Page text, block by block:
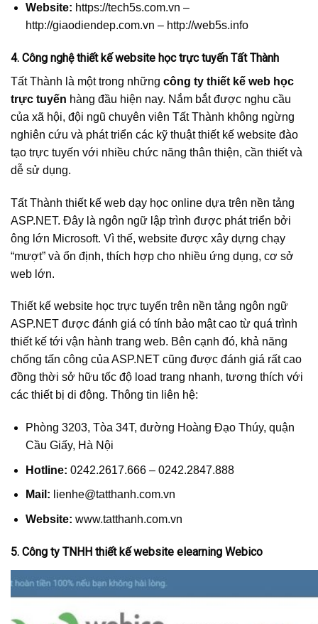
Website: https://tech5s.com.vn –
http://giaodiendep.com.vn – http://web5s.info
4. Công nghệ thiết kế website học trực tuyến Tất Thành
Tất Thành là một trong những công ty thiết kế web học
trực tuyến hàng đầu hiện nay. Nắm bắt được nghu cầu
của xã hội, đội ngũ chuyên viên Tất Thành không ngừng
nghiên cứu và phát triển các kỹ thuật thiết kế website đào
tạo trực tuyến với nhiều chức năng thân thiện, cần thiết và
dễ sử dụng.
Tất Thành thiết kế web dạy học online dựa trên nền tảng
ASP.NET. Đây là ngôn ngữ lập trình được phát triển bởi
ông lớn Microsoft. Vì thế, website được xây dựng chạy
“mượt” và ổn định, thích hợp cho nhiều ứng dụng, cơ sở
web lớn.
Thiết kế website học trực tuyến trên nền tảng ngôn ngữ
ASP.NET được đánh giá có tính bảo mật cao từ quá trình
thiết kế tới vận hành trang web. Bên cạnh đó, khả năng
chống tấn công của ASP.NET cũng được đánh giá rất cao
đồng thời sở hữu tốc độ load trang nhanh, tương thích với
các thiết bị di động. Thông tin liên hệ:
Phòng 3203, Tòa 34T, đường Hoàng Đạo Thúy, quận
Cầu Giấy, Hà Nội
Hotline: 0242.2617.‎666 – 0242.2847.888
Mail: lienhe@tatthanh.com.vn
Website: www.tatthanh.com.vn
5. Công ty TNHH thiết kế website elearning Webico